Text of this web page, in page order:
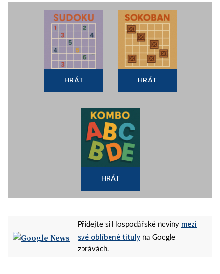
HRÁT HRÁT
HRÁT
Přidejte si Hospodářské noviny mezi
své oblíbené tituly na Google
zprávách.